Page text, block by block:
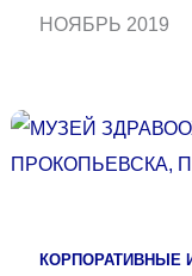
НОЯБРЬ 2019
КОРПОРАТИВНЫЕ